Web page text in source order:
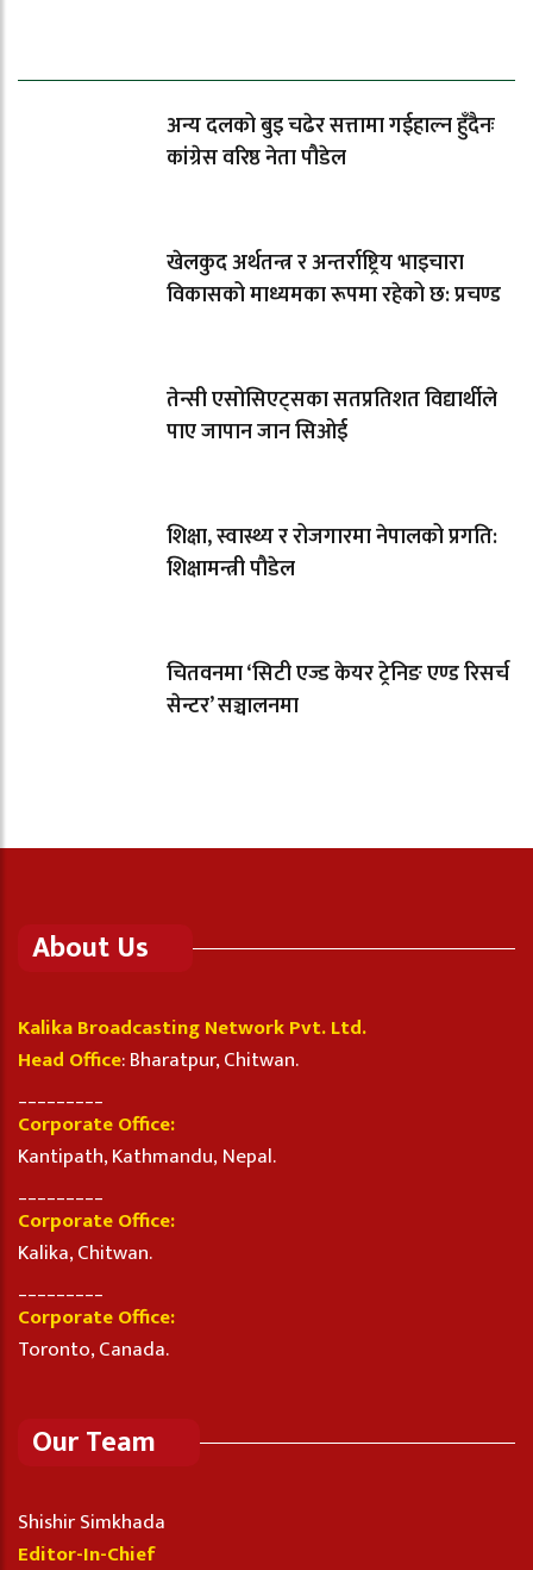
अन्य दलको बुइ चढेर सत्तामा गईहाल्न हुँदैनः
कांग्रेस वरिष्ठ नेता पौडेल
खेलकुद अर्थतन्त्र र अन्तर्राष्ट्रिय भाइचारा
विकासको माध्यमका रूपमा रहेको छ: प्रचण्ड
तेन्सी एसोसिएट्सका सतप्रतिशत विद्यार्थीले
पाए जापान जान सिओई
शिक्षा, स्वास्थ्य र रोजगारमा नेपालको प्रगति:
शिक्षामन्त्री पौडेल
चितवनमा ‘सिटी एज्ड केयर ट्रेनिङ एण्ड रिसर्च
सेन्टर’ सञ्चालनमा
About Us
Kalika Broadcasting Network Pvt. Ltd.
Head Office: Bharatpur, Chitwan.
Corporate Office:
Kantipath, Kathmandu, Nepal.
Corporate Office:
Kalika, Chitwan.
Corporate Office:
Toronto, Canada.
Our Team
Shishir Simkhada
Editor-In-Chief